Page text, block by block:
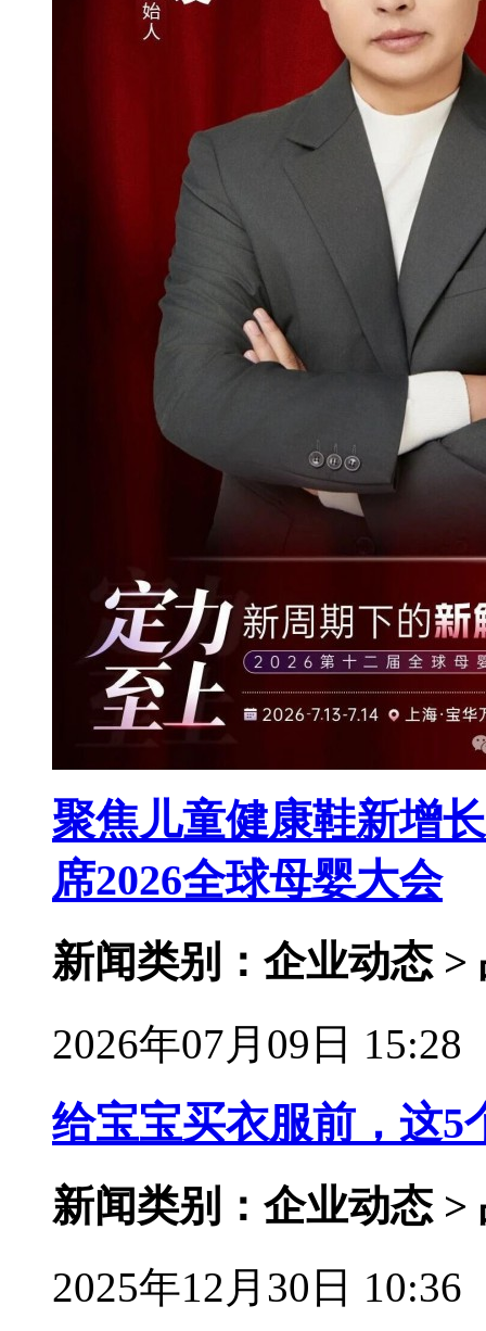
聚焦儿童健康鞋新增
席2026全球母婴大会
新闻类别：企业动态 >
2026年07月09日 15:28
给宝宝买衣服前，这5
新闻类别：企业动态 >
2025年12月30日 10:36